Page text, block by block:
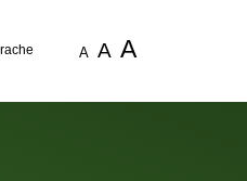
A A A